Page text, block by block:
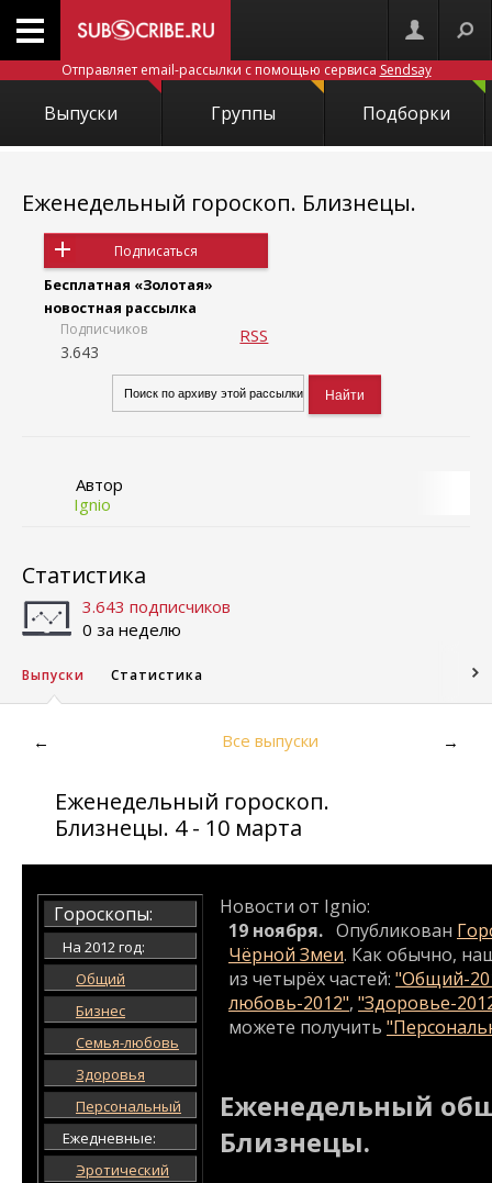
Отправляет email-рассылки с помощью сервиса Sendsay
Выпуски Группы Подборки
Еженедельный гороскоп. Близнецы.
Подписаться
Бесплатная «Золотая»
новостная рассылка
Подписчиков
3.643
RSS
Автор
Ignio
Статистика
3.643 подписчиков
0 за неделю
Выпуски Статистика
← Все выпуски →
Еженедельный гороскоп.
Близнецы. 4 - 10 марта
Гороскопы:
На 2012 год:
Общий
Бизнес
Семья-любовь
Здоровья
Персональный
Ежедневные:
Эротический
Новости от Ignio:
19 ноября. Опубликован
Чёрной Змеи. Как обычно,
из четырёх частей: "Общий-
любовь-2012", "Здоровье-
можете получить
Еженедельный
Близнецы.